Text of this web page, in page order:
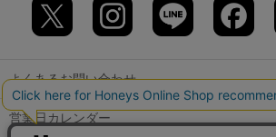
よくあるお問い合わせ
営業日カレンダー